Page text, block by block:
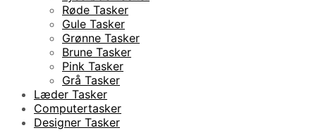
Røde Tasker
Gule Tasker
Grønne Tasker
Brune Tasker
Pink Tasker
Grå Tasker
Læder Tasker
Computertasker
Designer Tasker